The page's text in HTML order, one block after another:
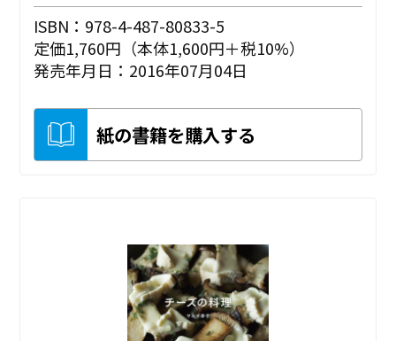
ISBN：978-4-487-80833-5
定価1,760円（本体1,600円＋税10%）
発売年月日：2016年07月04日
紙の書籍を購入する